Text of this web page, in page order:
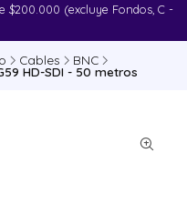
$200.000 (excluye Fondos, C -
Cables BNC
HD-SDI - 50 metros